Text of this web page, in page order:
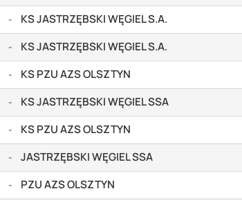
- KS JASTRZĘBSKI WĘGIEL S.A.
- KS JASTRZĘBSKI WĘGIEL S.A.
- KS PZU AZS OLSZTYN
- KS JASTRZĘBSKI WĘGIEL SSA
- KS PZU AZS OLSZTYN
- JASTRZĘBSKI WĘGIEL SSA
- PZU AZS OLSZTYN